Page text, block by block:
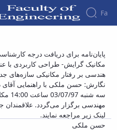
Fa
پایان‌نامه برای دریافت
رشته مهندسی مکانیک
عنوان: بررسی اثر
مکانیکی سازه‌های جدار
نگارش: حسن ملکی -
پایان‌نامه برای دریافت درجه
مکانیک گرایش- طراحی کاربردی با
هندسی بر رفتار مکانیکی سازه‌های
نگارش: حسن ملکی با راهنمایی آقای
سه
مهندسی برگزار می‌گردد.
لینک زیر مراجعه نمایند.
حسن ملکی